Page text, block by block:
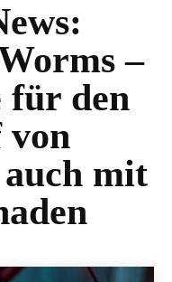
–
für den
von
mit